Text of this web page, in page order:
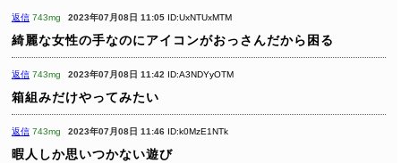
返信 743mg 2023年07月08日 11:05 ID:UxNTUxMTM
綺麗な女性の手なのにアイコンがおっさんだから困る
返信 743mg 2023年07月08日 11:42 ID:A3NDYyOTM
箱組みだけやってみたい
返信 743mg 2023年07月08日 11:46 ID:k0MzE1NTk
暇人しか思いつかない遊び